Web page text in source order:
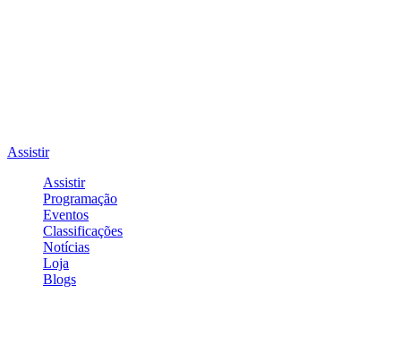
Assistir
Assistir
Programação
Eventos
Classificações
Notícias
Loja
Blogs